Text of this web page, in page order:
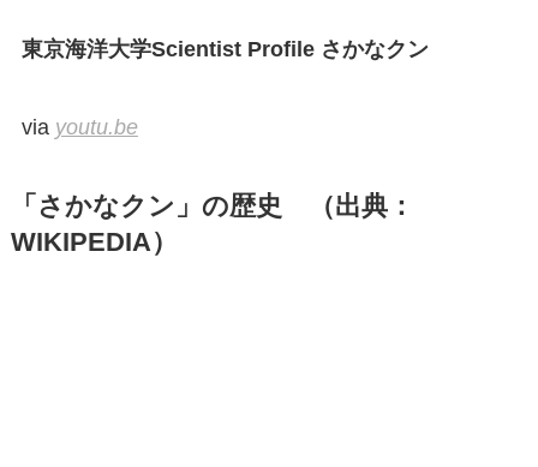
東京海洋大学Scientist Profile さかなクン
via youtu.be
「さかなクン」の歴史 （出典：
WIKIPEDIA）